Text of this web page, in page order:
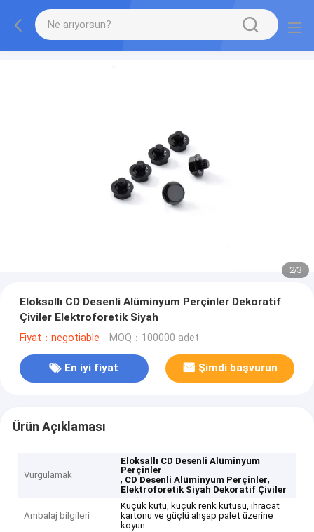
2/3
Eloksallı CD Desenli Alüminyum Perçinler Dekoratif
Çiviler Elektroforetik Siyah
Fiyat：negotiable MOQ：100000 adet
En iyi fiyat Şimdi başvurun
Ürün Açıklaması
Vurgulamak
Eloksallı CD Desenli Alüminyum
Perçinler
, CD Desenli Alüminyum Perçinler,
Elektroforetik Siyah Dekoratif Çiviler
Ambalaj bilgileri
Küçük kutu, küçük renk kutusu, ihracat
kartonu ve güçlü ahşap palet üzerine
koyun